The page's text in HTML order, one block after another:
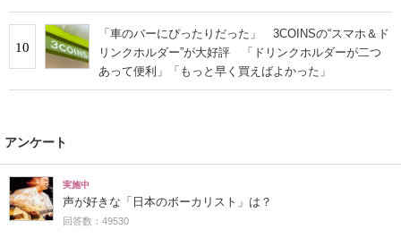
10
「車のバーにぴったりだった」 3COINSの“スマホ＆ド
リンクホルダー”が大好評 「ドリンクホルダーが二つ
あって便利」「もっと早く買えばよかった」
アンケート
実施中
声が好きな「日本のボーカリスト」は？
回答数：49530